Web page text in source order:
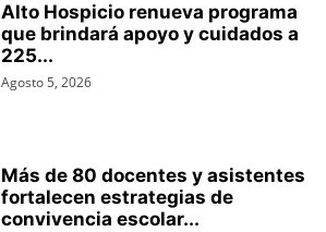
Alto Hospicio renueva programa
que brindará apoyo y cuidados a
225...
Agosto 5, 2026
Más de 80 docentes y asistentes
fortalecen estrategias de
convivencia escolar...